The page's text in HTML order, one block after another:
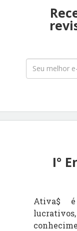
I°
Ativa$
c